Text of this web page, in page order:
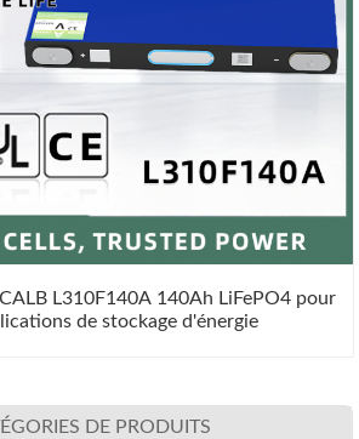
L310F140A 140Ah LiFePO4 pour
de stockage d'énergie
DE PRODUITS